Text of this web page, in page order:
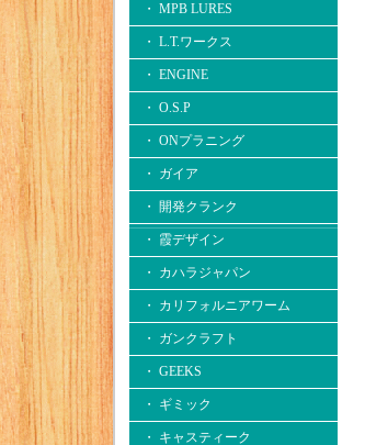
・ MPB LURES
・ L.T.ワークス
・ ENGINE
・ O.S.P
・ ONプラニング
・ ガイア
・ 開発クランク
・ 霞デザイン
・ カハラジャパン
・ カリフォルニアワーム
・ ガンクラフト
・ GEEKS
・ ギミック
・ キャスティーク